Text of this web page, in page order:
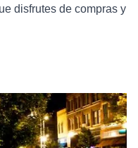
disfrutes de compras y